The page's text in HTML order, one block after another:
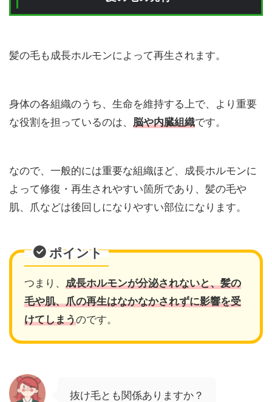
髪の毛も成長ホルモンによって再生されます。
身体の各組織のうち、生命を維持する上で、より重要
な役割を担っているのは、 脳や内臓組織です。
なので、一般的には重要な組織ほど、成長ホルモンに
よって修復・再生されやすい箇所であり、髪の毛や
肌、爪などは後回しになりやすい部位になります。
ポイント
つまり、 成長ホルモンが分泌されないと、髪の
毛や肌、爪の再生はなかなかされずに影響を受
けてしまうのです。
抜け毛とも関係ありますか？